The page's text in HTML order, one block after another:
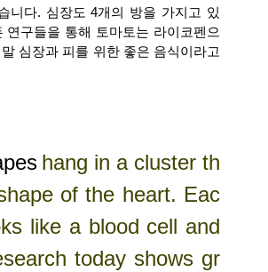
니다. 심장도 4개의 방을 가지고 있
구들을 통해 토마토는 라이코펜으
심장과 피를 위한 좋은 음식이라고
hang in a cluster th
of the heart. Eac
like a blood cell and
today shows gr